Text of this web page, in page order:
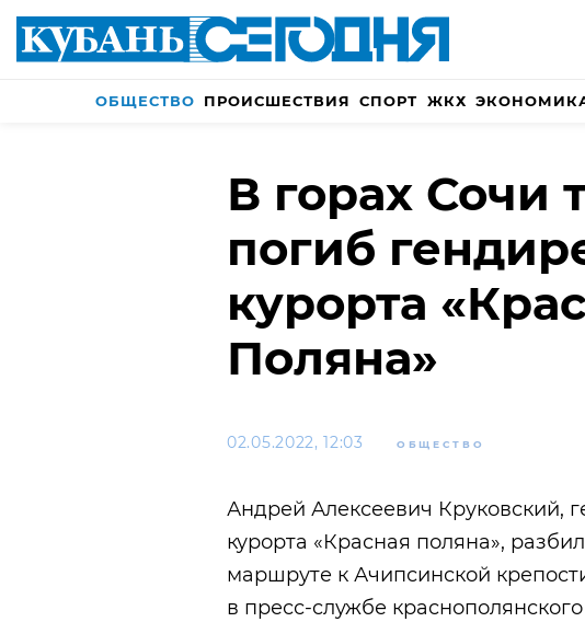
ОБЩЕСТВО ПРОИСШЕСТВИЯ СПОРТ ЖКХ
В горах Сочи
погиб
курорта
Поляна»
02.05.2022, 12:03 ОБЩЕСТВО
Андрей Алексеевич Круковский,
курорта «Красная поляна»,
маршруте к Ачипсинской
в пресс-службе краснополянского